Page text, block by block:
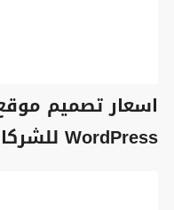
اسعار تصميم
WordPress للشركات والافراد